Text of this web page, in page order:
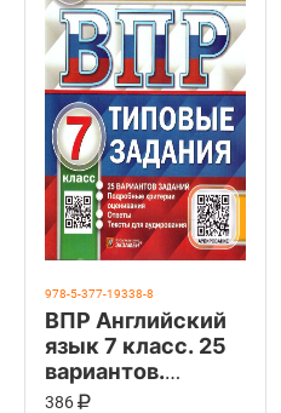
978-5-377-19338-8
ВПР Английский
язык 7 класс. 25
вариантов.
Типовые задания
386
В КОРЗИНУ